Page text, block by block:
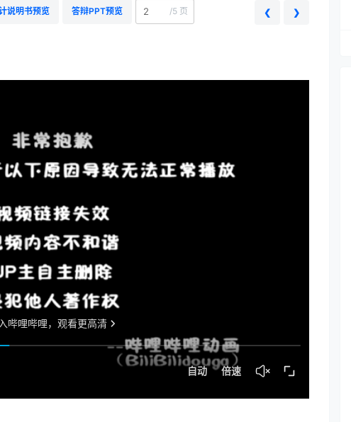
说明书预览 答辩PPT预览 /5 页 ❮ ❯